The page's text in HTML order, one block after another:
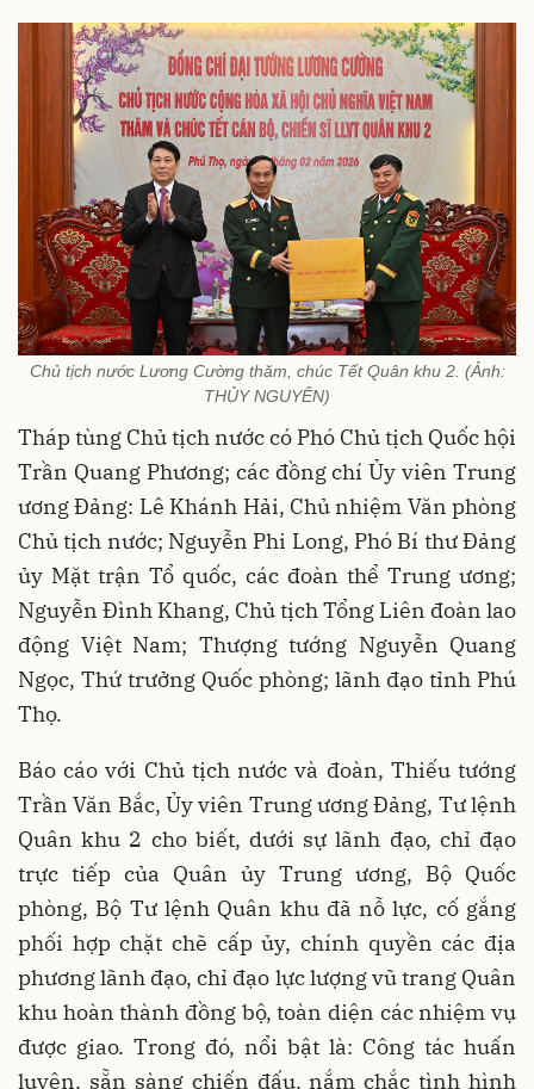
Chủ tịch nước Lương Cường thăm, chúc Tết Quân khu 2. (Ảnh:
THỦY NGUYÊN)
Tháp tùng Chủ tịch nước có Phó Chủ tịch Quốc hội
Trần Quang Phương; các đồng chí Ủy viên Trung
ương Đảng: Lê Khánh Hải, Chủ nhiệm Văn phòng
Chủ tịch nước; Nguyễn Phi Long, Phó Bí thư Đảng
ủy Mặt trận Tổ quốc, các đoàn thể Trung ương;
Nguyễn Đình Khang, Chủ tịch Tổng Liên đoàn lao
động Việt Nam; Thượng tướng Nguyễn Quang
Ngọc, Thứ trưởng Quốc phòng; lãnh đạo tỉnh Phú
Thọ.
Báo cáo với Chủ tịch nước và đoàn, Thiếu tướng
Trần Văn Bắc, Ủy viên Trung ương Đảng, Tư lệnh
Quân khu 2 cho biết, dưới sự lãnh đạo, chỉ đạo
trực tiếp của Quân ủy Trung ương, Bộ Quốc
phòng, Bộ Tư lệnh Quân khu đã nỗ lực, cố gắng
phối hợp chặt chẽ cấp ủy, chính quyền các địa
phương lãnh đạo, chỉ đạo lực lượng vũ trang Quân
khu hoàn thành đồng bộ, toàn diện các nhiệm vụ
được giao. Trong đó, nổi bật là: Công tác huấn
luyện, sẵn sàng chiến đấu, nắm chắc tình hình